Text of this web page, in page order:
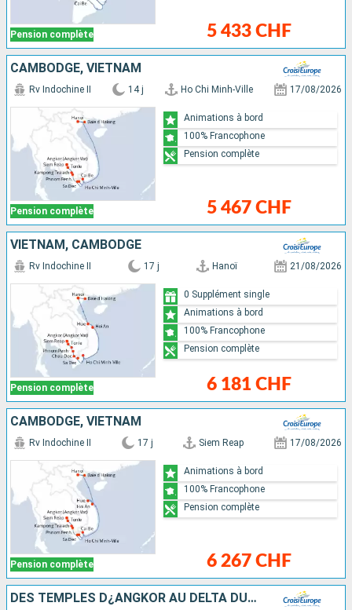
Pension complète 5 433 CHF
CAMBODGE, VIETNAM
Pension complète
Rv Indochine II 14 j Ho Chi Minh-Ville 17/08/2026
5 467 CHF
Animations à bord
100% Francophone
Pension complète
VIETNAM, CAMBODGE
Pension complète
Rv Indochine II 17 j Hanoï 21/08/2026
6 181 CHF
0 Supplément single
Animations à bord
100% Francophone
Pension complète
CAMBODGE, VIETNAM
Pension complète
Rv Indochine II 17 j Siem Reap 17/08/2026
6 267 CHF
Animations à bord
100% Francophone
Pension complète
DES TEMPLES D¿ANGKOR AU DELTA DU MÉKONG, VIVEZ DES FÊTES DE FIN D¿ANNÉE UNIQUES ET DÉPAYSANTES- & HANOÏ ET LA BAIE D'ALONG